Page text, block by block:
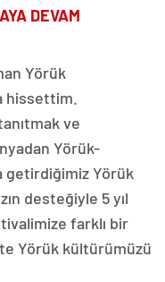
DEVAM
Yörük
hissettim.
ve
Yörük-
getirdiğimiz Yörük
desteğiyle 5 yıl
farklı bir
Yörük kültürümüzü